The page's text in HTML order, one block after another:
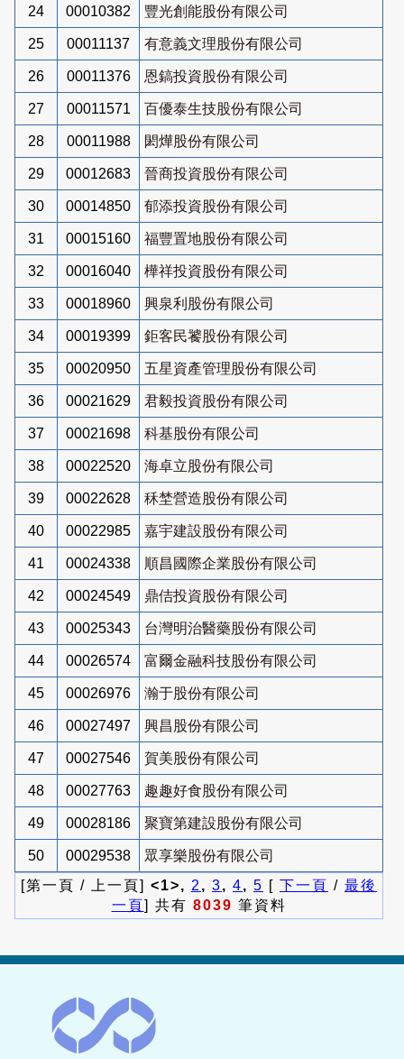
24 00010382 豐光創能股份有限公司
25 00011137 有意義文理股份有限公司
26 00011376 恩鎬投資股份有限公司
27 00011571 百優泰生技股份有限公司
28 00011988 閎燁股份有限公司
29 00012683 晉商投資股份有限公司
30 00014850 郁添投資股份有限公司
31 00015160 福豐置地股份有限公司
32 00016040 樺祥投資股份有限公司
33 00018960 興泉利股份有限公司
34 00019399 鉅客民饕股份有限公司
35 00020950 五星資產管理股份有限公司
36 00021629 君毅投資股份有限公司
37 00021698 科基股份有限公司
38 00022520 海卓立股份有限公司
39 00022628 秝埜營造股份有限公司
40 00022985 嘉宇建設股份有限公司
41 00024338 順昌國際企業股份有限公司
42 00024549 鼎佶投資股份有限公司
43 00025343 台灣明治醫藥股份有限公司
44 00026574 富爾金融科技股份有限公司
45 00026976 瀚于股份有限公司
46 00027497 興昌股份有限公司
47 00027546 賀美股份有限公司
48 00027763 趣趣好食股份有限公司
49 00028186 聚寶第建設股份有限公司
50 00029538
眾享樂股份有限公司
[第一頁 / 上一頁] <1>, 2 , 3, 4, 5 [ 下一頁 / 最後
一頁] 共有 8039 筆資料